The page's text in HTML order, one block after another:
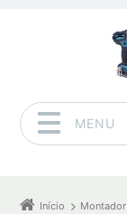
MENU
Início